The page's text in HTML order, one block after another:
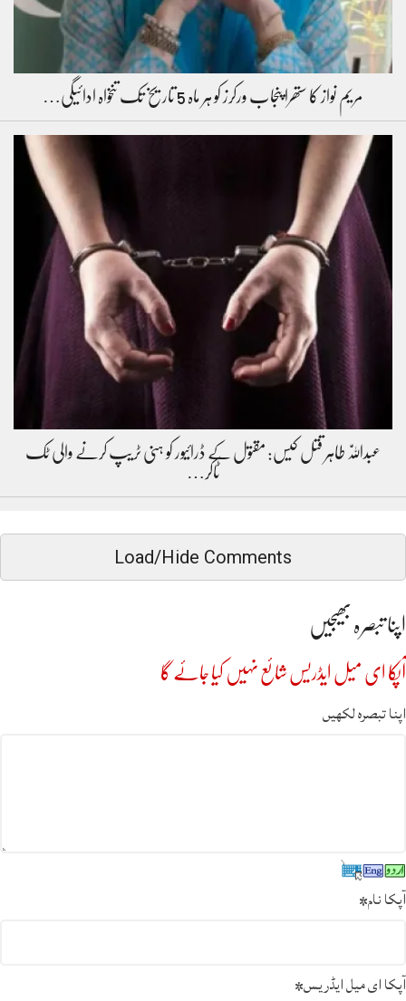
مریم نواز کا ستھرا پنجاب ورکرز کو ہر ماہ 5 تاریخ تک تنخواہ ادائیگی…
عبداللّٰہ طاہر قتل کیس: مقتول کے ڈرائیور کو ہنی ٹریپ کرنے والی ٹک
ٹاکر…
Load/Hide Comments
اپنا تبصرہ بھیجیں
آپکا ای میل ایڈریس شائع نہیں کیا جائے گا
اپنا تبصرہ لکھیں
آپکا نام*
آپکا ای میل ایڈریس*